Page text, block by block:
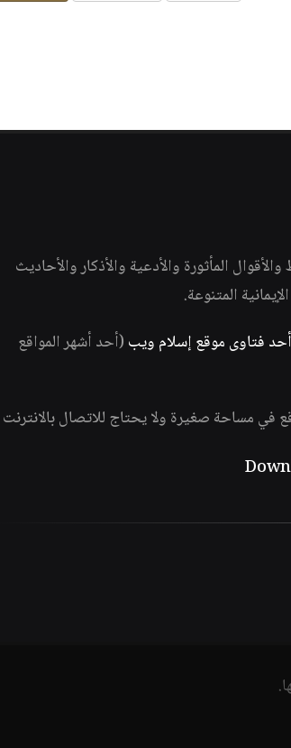
المأثورة والأدعية والأذكار والأحاديث
المتنوعة.
فتاوى موقع إسلام ويب (أحد أشهر المواقع
في مساحة صغيرة ولا يحتاج للاتصال بالانترنت